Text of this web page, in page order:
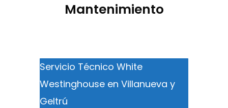
Mantenimiento
Servicio Técnico White
Westinghouse en Villanueva y
Geltrú